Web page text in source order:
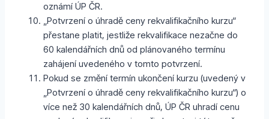
oznámí ÚP ČR.
„Potvrzení o úhradě ceny rekvalifikačního kurzu“
přestane platit, jestliže rekvalifikace nezačne do
60 kalendářních dnů od plánovaného termínu
zahájení uvedeného v tomto potvrzení.
Pokud se změní termín ukončení kurzu (uvedený v
„Potvrzení o úhradě ceny rekvalifikačního kurzu“) o
více než 30 kalendářních dnů, ÚP ČR uhradí cenu